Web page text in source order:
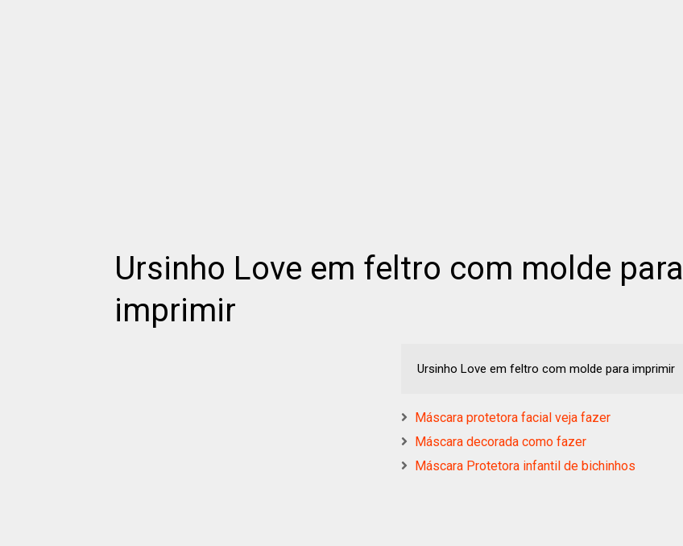
Ursinho Love em feltro com molde para
imprimir
Ursinho Love em feltro com molde para imprimir
Máscara protetora facial veja fazer
Máscara decorada como fazer
Máscara Protetora infantil de bichinhos